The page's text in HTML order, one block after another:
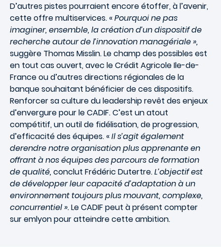
D’autres pistes pourraient encore étoffer, à l’avenir,
cette offre multiservices. «Pourquoi ne pas
imaginer, ensemble, la création d’un dispositif de
recherche autour de l’innovation managériale »,
suggère Thomas Misslin. Le champ des possibles est
en tout cas ouvert, avec le Crédit Agricole Ile-de-
France ou d’autres directions régionales de la
banque souhaitant bénéficier de ces dispositifs.
Renforcer sa culture du leadership revêt des enjeux
d’envergure pour le CADIF. C’est un atout
compétitif, un outil de fidélisation, de progression,
d’efficacité des équipes. «Il s’agit également
derendre notre organisation plus apprenante en
offrant à nos équipes des parcours de formation
de qualité, conclut Frédéric Dutertre.L’objectif est
de développer leur capacité d’adaptation à un
environnement toujours plus mouvant, complexe,
concurrentiel ».Le CADIF peut à présent compter
sur emlyon pour atteindre cette ambition.